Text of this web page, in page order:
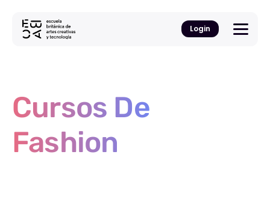
Login
Cursos De
Fashion